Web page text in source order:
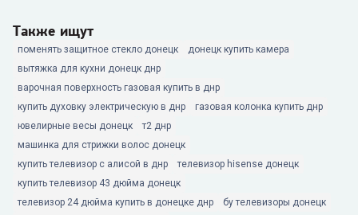
Также ищут
поменять защитное стекло донецк
донецк купить камера
вытяжка для кухни донецк днр
варочная поверхность газовая купить в днр
купить духовку электрическую в днр
газовая колонка купить днр
ювелирные весы донецк
т2 днр
машинка для стрижки волос донецк
купить телевизор с алисой в днр
телевизор hisense донецк
купить телевизор 43 дюйма донецк
телевизор 24 дюйма купить в донецке днр
бу телевизоры донецк